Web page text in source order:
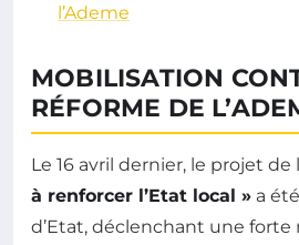
l’Ademe
MOBILISATION
RÉFORME DE
Le 16 avril dernier, le projet
à renforcer l’Etat local » a
d’Etat, déclenchant une forte